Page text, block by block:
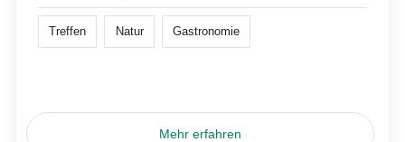
Treffen Natur Gastronomie
Mehr erfahren